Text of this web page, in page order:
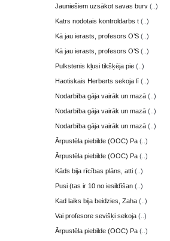
Jauniešiem uzsākot savas burv (..)
Katrs nodotais kontroldarbs t (..)
Kā jau ierasts, profesors O’S (..)
Kā jau ierasts, profesors O’S (..)
Pulkstenis kļusi tikšķēja pie (..)
Haotiskais Herberts sekoja lī (..)
Nodarbība gāja vairāk un mazā (..)
Nodarbība gāja vairāk un mazā (..)
Nodarbība gāja vairāk un mazā (..)
Ārpustēla piebilde (OOC) Pa (..)
Ārpustēla piebilde (OOC) Pa (..)
Kāds bija rīcības plāns, atti (..)
Pusi (tas ir 10 no iesildīšan (..)
Kad laiks bija beidzies, Zaha (..)
Vai profesore sevišķi sekoja (..)
Ārpustēla piebilde (OOC) Pa (..)